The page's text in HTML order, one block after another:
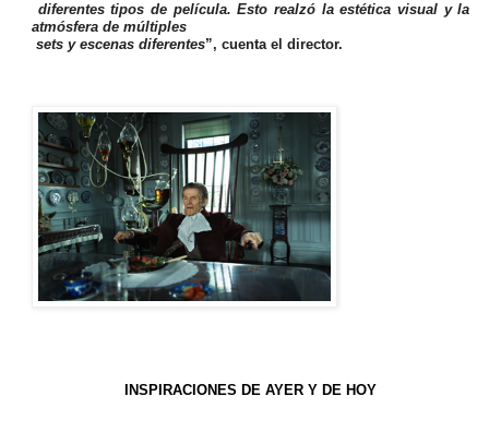
diferentes tipos de película. Esto realzó la estética visual y la
atmósfera de múltiples
sets y escenas diferentes”, cuenta el director.
INSPIRACIONES DE AYER Y DE HOY